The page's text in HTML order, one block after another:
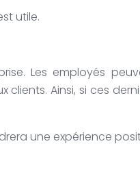
utile.
Les employés
Ainsi, si ces
une expérience